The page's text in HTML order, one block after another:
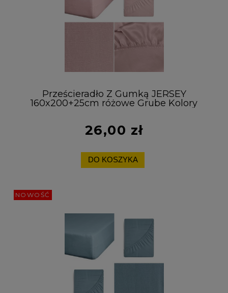
Prześcieradło Z Gumką JERSEY
160x200+25cm różowe Grube Kolory
26,00 zł
DO KOSZYKA
NOWOŚĆ